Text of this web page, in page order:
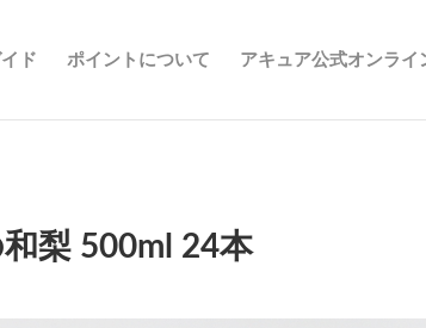
ド ポイントについて アキュア公式オンライ
梨 500ml 24本